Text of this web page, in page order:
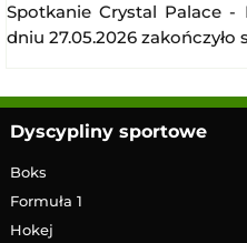
Spotkanie Crystal Palace -
dniu 27.05.2026 zakończyło
Dyscypliny sportowe
Boks
Formuła 1
Hokej